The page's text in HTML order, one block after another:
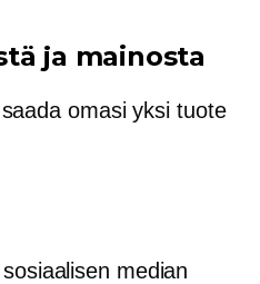
ja mainosta
omasiyksi tuote
median